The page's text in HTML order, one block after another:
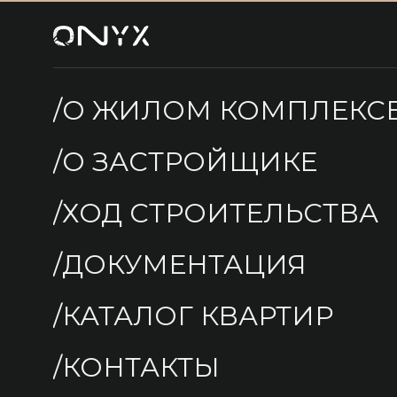
/О ЖИЛОМ
/О ЗАСТРОЙЩИКЕ
/ХОД СТРОИТЕЛЬСТВА
/ДОКУМЕНТАЦИЯ
/КАТАЛОГ КВАРТИР
/КОНТАКТЫ